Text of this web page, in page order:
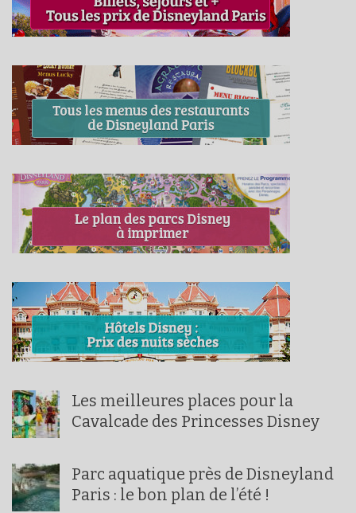
Les meilleures places pour la
Cavalcade des Princesses Disney
Parc aquatique près de Disneyland
Paris : le bon plan de l’été !